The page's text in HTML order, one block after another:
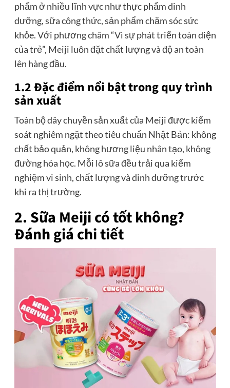
phẩm ở nhiều lĩnh vực như thực phẩm dinh
dưỡng, sữa công thức, sản phẩm chăm sóc sức
khỏe. Với phương châm “Vì sự phát triển toàn diện
của trẻ”, Meiji luôn đặt chất lượng và độ an toàn
lên hàng đầu.
1.2 Đặc điểm nổi bật trong quy trình
sản xuất
Toàn bộ dây chuyền sản xuất của Meiji được kiểm
soát nghiêm ngặt theo tiêu chuẩn Nhật Bản: không
chất bảo quản, không hương liệu nhân tạo, không
đường hóa học. Mỗi lô sữa đều trải qua kiểm
nghiệm vi sinh, chất lượng và dinh dưỡng trước
khi ra thị trường.
2. Sữa Meiji có tốt không?
Đánh giá chi tiết